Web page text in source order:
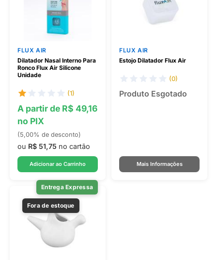
FLUX AIR
Dilatador Nasal Interno Para
Ronco Flux Air Silicone
Unidade
(1)
A partir de R$ 49,16
no PIX
(5,00% de desconto)
ou R$ 51,75 no cartão
Adicionar ao Carrinho
FLUX AIR
Estojo Dilatador Flux Air
(0)
Produto Esgotado
Mais Informações
Entrega Expressa
Fora de estoque